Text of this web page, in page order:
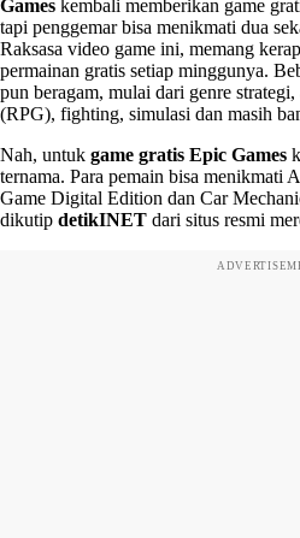
Games kembali memberikan game
tapi penggemar bisa menikmati dua
Raksasa video game ini, memang
permainan gratis setiap minggunya.
pun beragam, mulai dari genre
(RPG), fighting, simulasi dan masih
Nah, untuk game gratis Epic Games
ternama. Para pemain bisa menikmati
Game Digital Edition dan Car
dikutip detikINET dari situs resmi